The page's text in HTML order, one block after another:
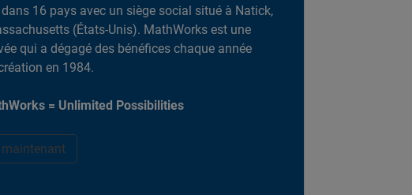
16 pays avec un siège social situé à Natick,
(États-Unis). MathWorks est une
qui a dégagé des bénéfices chaque année
en 1984.
= Unlimited Possibilities